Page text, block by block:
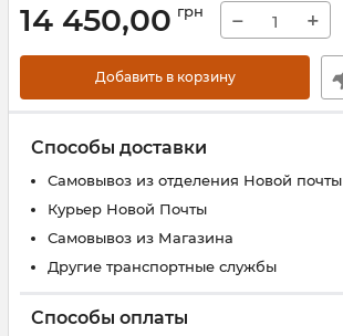
14 450,00 грн − +
Добавить в корзину
Способы доставки
Самовывоз из отделения Новой почты
Курьер Новой Почты
Самовывоз из Магазина
Другие транспортные службы
Способы оплаты